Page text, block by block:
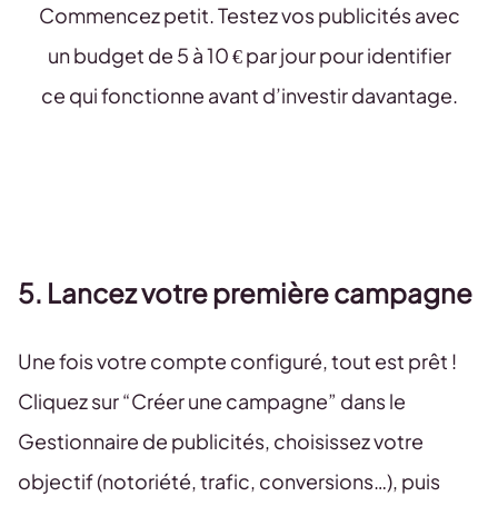
Commencez petit. Testez vos publicités avec
un budget de 5 à 10 € par jour pour identifier
ce qui fonctionne avant d’investir davantage.
5. Lancez votre première campagne
Une fois votre compte configuré, tout est prêt !
Cliquez sur “Créer une campagne” dans le
Gestionnaire de publicités, choisissez votre
objectif (notoriété, trafic, conversions…), puis